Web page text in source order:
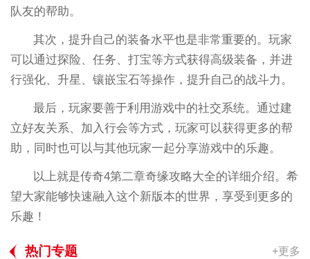
队友的帮助。
其次，提升自己的装备水平也是非常重要的。玩家
可以通过探险、任务、打宝等方式获得高级装备，并进
行强化、升星、镶嵌宝石等操作，提升自己的战斗力。
最后，玩家要善于利用游戏中的社交系统。通过建
立好友关系、加入行会等方式，玩家可以获得更多的帮
助，同时也可以与其他玩家一起分享游戏中的乐趣。
以上就是传奇4第二章奇缘攻略大全的详细介绍。希
望大家能够快速融入这个新版本的世界，享受到更多的
乐趣！
热门专题 +更多